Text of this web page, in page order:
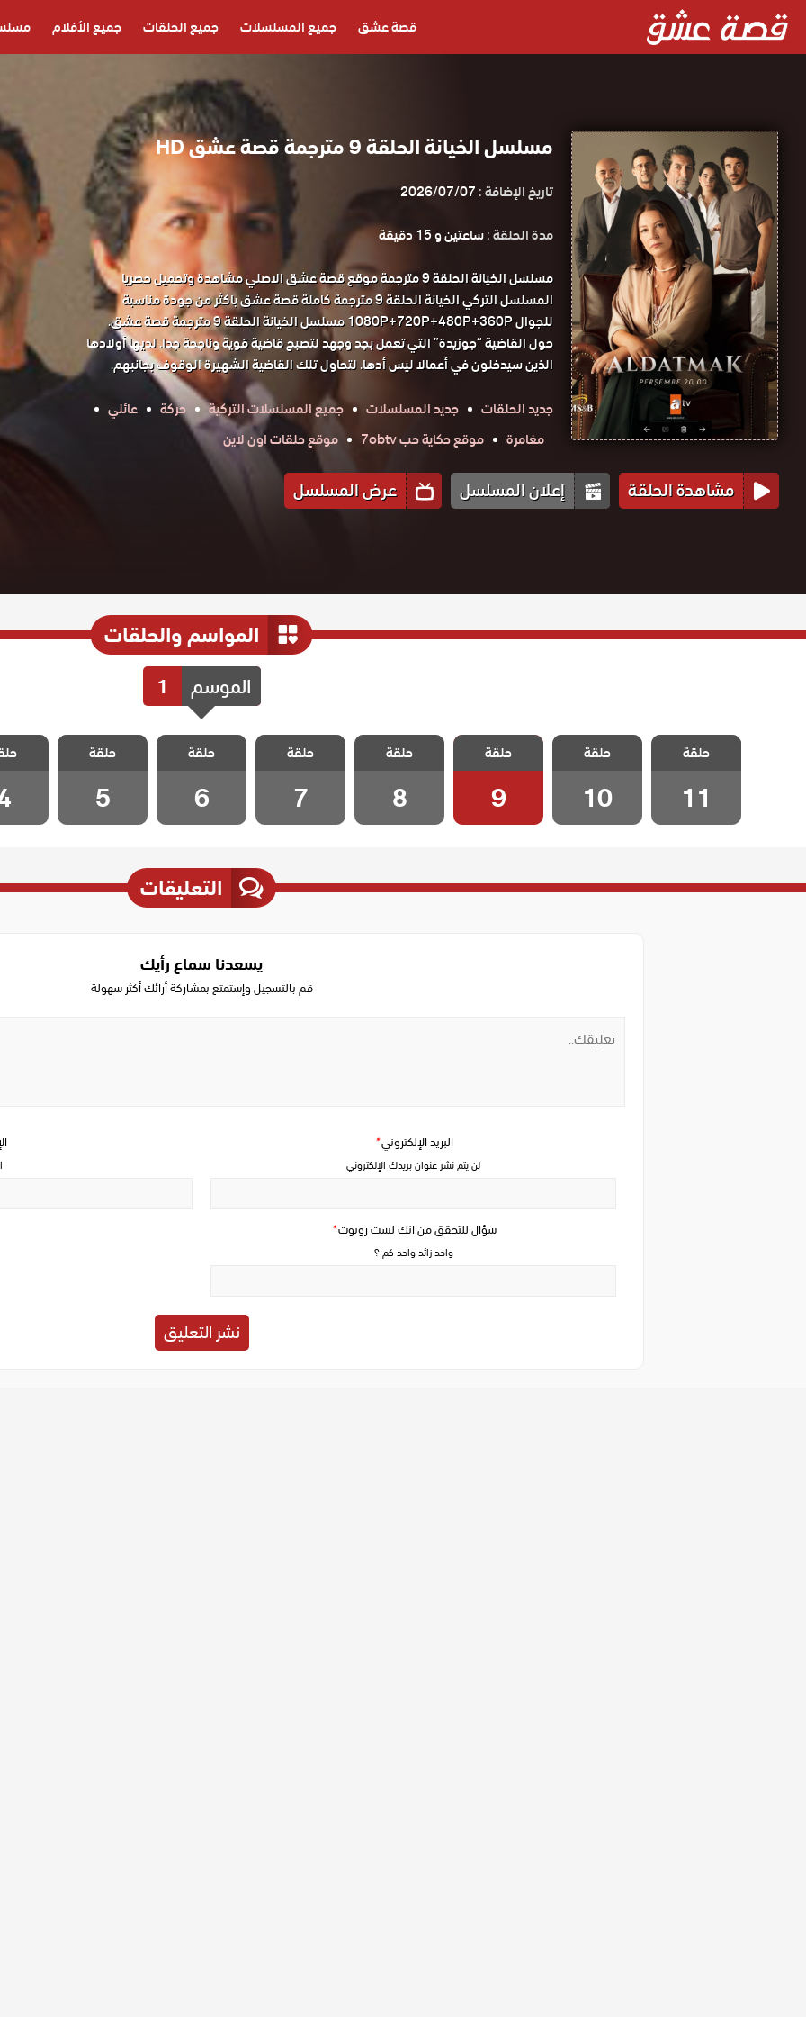
قصة عشق جميع المسلسلات جميع الحلقات جميع الأفلام
مسلسل الخيانة الحلقة 9 مترجمة قصة عشق HD
تاريخ الإضافة :2026/07/07
مدة الحلقة :ساعتين و 15 دقيقة
مسلسل الخيانة الحلقة 9 مترجمة موقع قصة عشق الاصلي مشاهدة وتحميل حصريا
المسلسل التركي الخيانة الحلقة 9 مترجمة كاملة قصة عشق باكثر من جودة مناسبة
للجوال 1080P+720P+480P+360P مسلسل الخيانة الحلقة 9 مترجمة قصة عشق.
حول القاضية “جوزيدة” التي تعمل بجد وجهد لتصبح قاضية قوية وناجحة جدا. لديها أولادها
الذين سيدخلون في أعمالا ليس أدها. لتحاول تلك القاضية الشهيرة الوقوف بجانبهم.
جديد الحلقات
جديد المسلسلات جميع المسلسلات التركية حركة
عائلي
مغامرة
موقع حكاية حب 7obtv موقع حلقات اون لاين
مشاهدة الحلقة إعلان المسلسل عرض المسلسل
المواسم والحلقات
الموسم 1
مسلسل الخيانة
الحلقة 11
حلقة
11
مسلسل الخيانة
الحلقة 10
حلقة
10
مسلسل الخيانة
الحلقة 9
حلقة
9
مسلسل الخيانة
الحلقة 8
حلقة
8
مسلسل الخيانة
الحلقة 7
حلقة
7
مسلسل الخيانة
الحلقة 6
حلقة
6
مسلسل الخيانة
الحلقة 5
حلقة
5
مسلسل
التعليقات
يسعدنا سماع رأيك
قم بالتسجيل وإستمتع بمشاركة أرائك أكثر سهولة
سؤال للتحقق من انك لست روبوت*
واحد زائد واحد كم ؟
البريد الإلكتروني*
لن يتم نشر عنوان بريدك الإلكتروني